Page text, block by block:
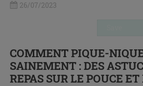
26/07/2023
COMMENT PIQUE-
SAINEMENT : DES
REPAS SUR LE POUCE